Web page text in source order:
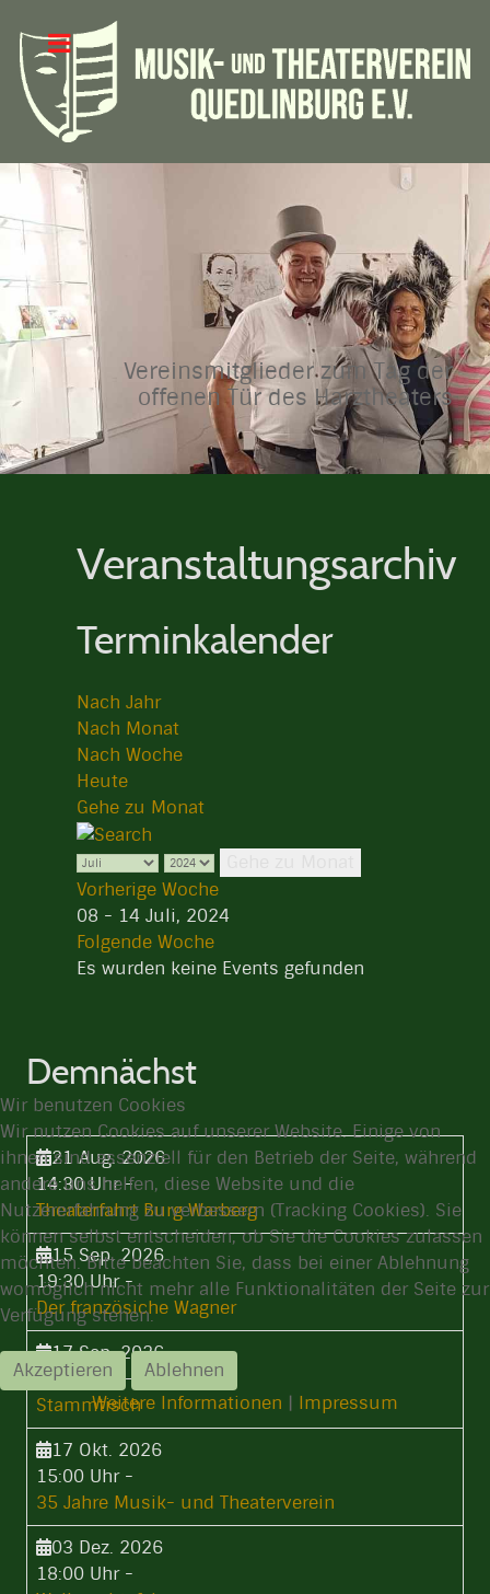
Vereinsmitglieder zum Tag der
offenen Tür des Harztheaters
Veranstaltungsarchiv
Terminkalender
Nach Jahr
Nach Monat
Nach Woche
Heute
Gehe zu Monat
Vorherige Woche
08 - 14 Juli, 2024
Folgende Woche
Es wurden keine Events gefunden
Demnächst
21 Aug. 2026
14:30 Uhr-
Theaterfahrt Burg Warberg
15 Sep. 2026
19:30 Uhr-
Der französiche Wagner
17 Sep. 2026
19:30 Uhr
-
Stammtisch
17 Okt. 2026
15:00 Uhr-
35 Jahre Musik- und Theaterverein
03 Dez. 2026
18:00 Uhr-
Wir benutzen Cookies
Wir nutzen Cookies auf unserer Website. Einige von
ihnen sind essenziell für den Betrieb der Seite, während
andere uns helfen, diese Website und die
Nutzererfahrung zu verbessern (Tracking Cookies). Sie
können selbst entscheiden, ob Sie die Cookies zulassen
möchten. Bitte beachten Sie, dass bei einer Ablehnung
womöglich nicht mehr alle Funktionalitäten der Seite zur
Verfügung stehen.
Akzeptieren
Ablehnen
Weitere Informationen | Impressum